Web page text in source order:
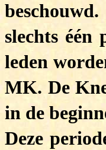
slechts één
leden
MK. De
in de
Deze